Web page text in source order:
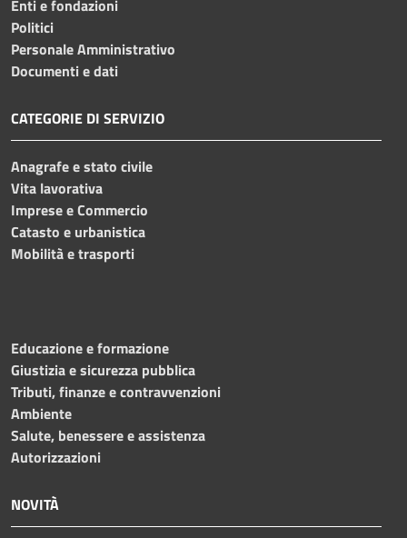
Enti e fondazioni
Politici
Personale Amministrativo
Documenti e dati
CATEGORIE DI SERVIZIO
Anagrafe e stato civile
Vita lavorativa
Imprese e Commercio
Catasto e urbanistica
Mobilità e trasporti
Educazione e formazione
Giustizia e sicurezza pubblica
Tributi, finanze e contravvenzioni
Ambiente
Salute, benessere e assistenza
Autorizzazioni
NOVITÀ